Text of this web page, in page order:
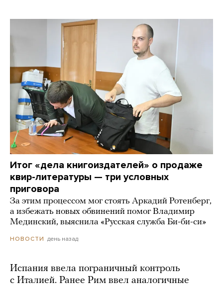
Итог «дела книгоиздателей» о продаже
квир-литературы — три условных
приговора
За этим процессом мог стоять Аркадий Ротенберг,
а избежать новых обвинений помог Владимир
Мединский, выяснила «Русская служба Би-би-си»
НОВОСТИ день назад
Испания ввела пограничный контроль
с Италией. Ранее Рим ввел аналогичные